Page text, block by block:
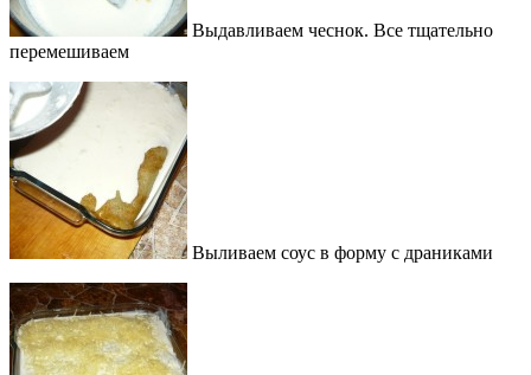
Выдавливаем чеснок. Все тщательно
перемешиваем
Выливаем соус в форму с драниками